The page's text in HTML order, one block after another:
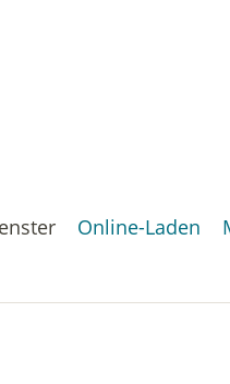
Online-Laden